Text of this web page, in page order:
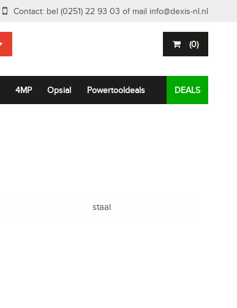
Contact: bel (0251) 22 93 03 of mail info@dexis-nl.nl
(0)
4MP Opsial Powertooldeals DEALS
staal